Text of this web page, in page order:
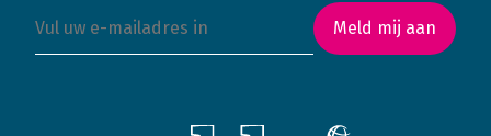
Meld mij aan